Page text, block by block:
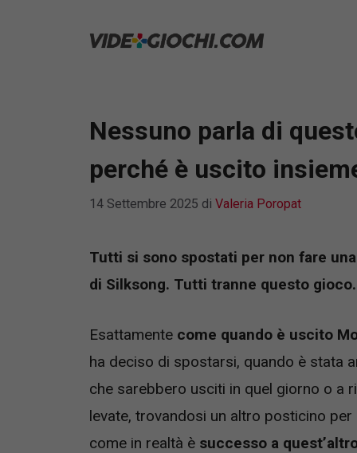
Nessuno parla di
perché è uscito
14 Settembre 2025 di Valeria Poropat
Tutti si sono spostati per non fare
di Silksong. Tutti tranne questo
Esattamente come quando è uscito
ha deciso di spostarsi, quando è stata
che sarebbero usciti in quel giorno o a
levate, trovandosi un altro posticino
come in realtà è successo a